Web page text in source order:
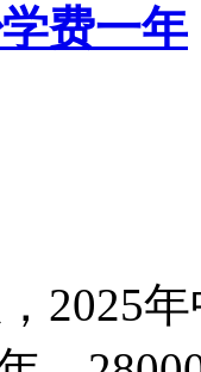
费一年
2025